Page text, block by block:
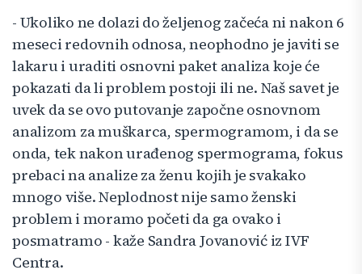
- Ukoliko ne dolazi do željenog začeća ni nakon 6
meseci redovnih odnosa, neophodno je javiti se
lakaru i uraditi osnovni paket analiza koje će
pokazati da li problem postoji ili ne. Naš savet je
uvek da se ovo putovanje započne osnovnom
analizom za muškarca, spermogramom, i da se
onda, tek nakon urađenog spermograma, fokus
prebaci na analize za ženu kojih je svakako
mnogo više. Neplodnost nije samo ženski
problem i moramo početi da ga ovako i
posmatramo - kaže Sandra Jovanović iz IVF
Centra.